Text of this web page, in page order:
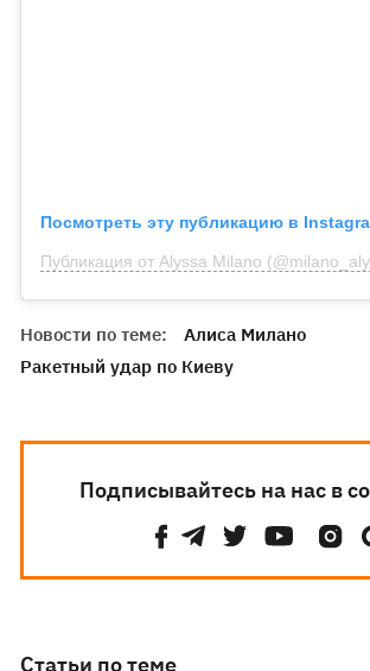
Посмотреть эту публикацию в
Публикация от Alyssa Milano
Новости по теме:
Алиса Милано
Ракетный удар по Киеву
Подписывайтесь на нас в
Статьи по теме